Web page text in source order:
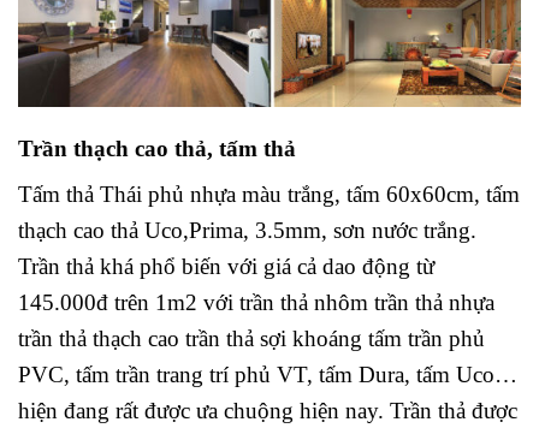
Trần thạch cao thả, tấm thả
Tấm thả Thái phủ nhựa màu trắng, tấm 60x60cm, tấm
thạch cao thả Uco,Prima, 3.5mm, sơn nước trắng.
Trần thả khá phổ biến với giá cả dao động từ
145.000đ trên 1m2 với trần thả nhôm trần thả nhựa
trần thả thạch cao trần thả sợi khoáng tấm trần phủ
PVC, tấm trần trang trí phủ VT, tấm Dura, tấm Uco…
hiện đang rất được ưa chuộng hiện nay. Trần thả được